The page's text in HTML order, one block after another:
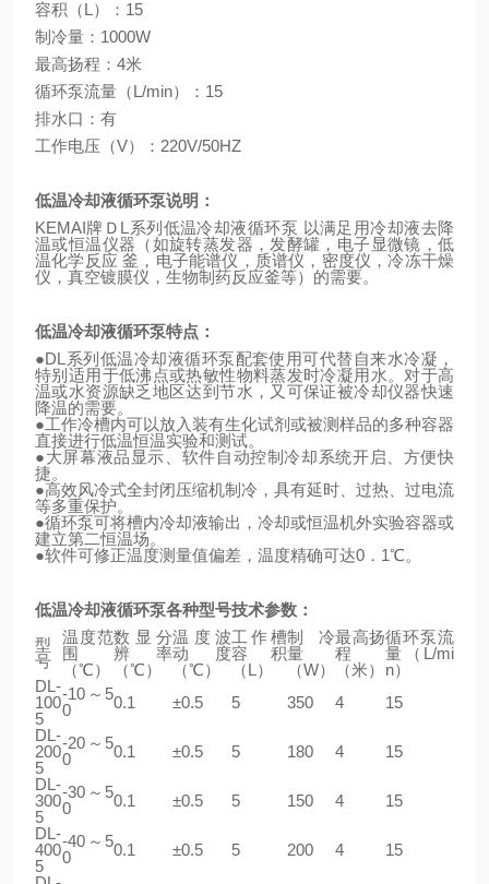
容积（L ）： 15
制冷量： 1000W
最高扬程： 4米
循环泵流量（L/min）： 15
排水口：有
工作电压（V）： 220V/50HZ
低温冷却液循环泵说明：
KEMAI牌Ｄ L 系列低温冷却液循环泵 以满足用冷却液去降
温或恒温仪器（如旋转蒸发器，发酵罐，电子显微镜，低
温化学反应 釜，电子能谱仪，质谱仪，密度仪，冷冻干燥
仪，真空镀膜仪，生物制药反应釜等）的需要。
低温冷却液循环泵特点：
●DL 系列 低温冷却液循环泵配套使用可代替自来水冷凝，
特别适用于低沸点或热敏性物料蒸发时冷凝用水。对于高
温或水资源缺乏地区达到节水，又可保证被冷却仪器快速
降温的需要。
●工作冷槽内可以放入装有生化试剂或被测样品的多种容器
直接进行低温恒温实验和测试。
●大屏幕液品显示、软件自动控制冷却系统开启、方便快
捷。
●高效风冷式全封闭压缩机制冷，具有延时、过热、过电流
等多重保护。
●循环泵可将槽内冷却液输出，冷却或恒温机外实验容器或
建立第二恒温场。
●软件可修正温度测量值偏差，温度精确可达0．1℃。
低温冷却液循环泵各种型号技术参数：
型
号
温度范
围
（℃）
数显分
辨率
（℃）
温度波
动度
（℃）
工作槽
容积
（L）
制冷
量
（W）
最高扬
程
（米）
循环泵流
量（L/mi
n）
DL-
100
5
-10～5
0
0.1 ±0.5 5 350 4
15
DL-
200
5
-20～5
0
0.1 ±0.5 5 180 4
15
DL-
300
5
-30～5
0
0.1 ±0.5 5 150 4
15
DL-
400
5
-40～5
0
0.1 ±0.5 5 200 4
15